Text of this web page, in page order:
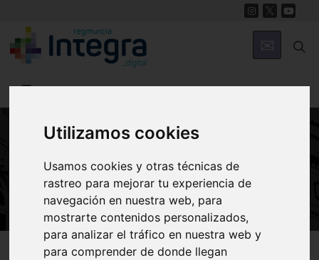
Utilizamos cookies
Usamos cookies y otras técnicas de
rastreo para mejorar tu experiencia de
navegación en nuestra web, para
mostrarte contenidos personalizados,
para analizar el tráfico en nuestra web y
para comprender de donde llegan
Juegos Tradicionales
Región de Murcia Digital Arte y Cultura Folclore